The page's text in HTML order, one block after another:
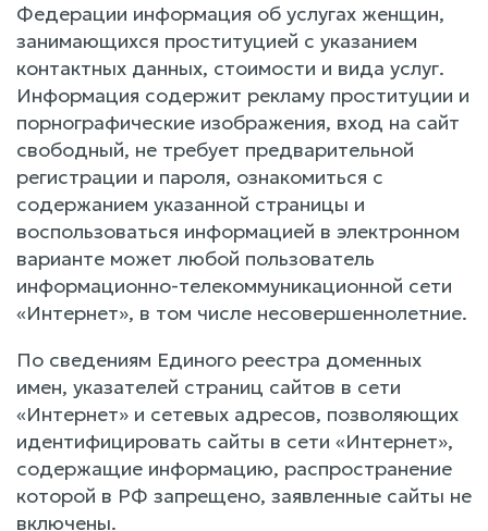
Федерации информация об услугах женщин,
занимающихся проституцией с указанием
контактных данных, стоимости и вида услуг.
Информация содержит рекламу проституции и
порнографические изображения, вход на сайт
свободный, не требует предварительной
регистрации и пароля, ознакомиться с
содержанием указанной страницы и
воспользоваться информацией в электронном
варианте может любой пользователь
информационно-телекоммуникационной сети
«Интернет», в том числе несовершеннолетние.
По сведениям Единого реестра доменных
имен, указателей страниц сайтов в сети
«Интернет» и сетевых адресов, позволяющих
идентифицировать сайты в сети «Интернет»,
содержащие информацию, распространение
которой в РФ запрещено, заявленные сайты не
включены.